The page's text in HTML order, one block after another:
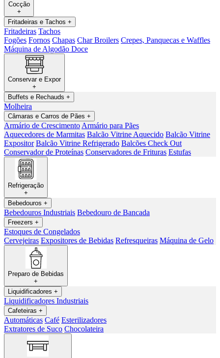
Cocção
+
Fritadeiras e Tachos +
Fritadeiras Tachos
Fogões Fornos Chapas Char Broilers Crepes, Panquecas e Waffles
Máquina de Algodão Doce
Conservar e Expor
+
Buffets e Rechauds +
Molheira
Câmaras e Carros de Pães +
Armário de Crescimento Armário para Pães
Aquecedores de Marmitas Balcão Vitrine Aquecido Balcão Vitrine
Expositor Balcão Vitrine Refrigerado Balcões Check Out
Conservador de Proteínas Conservadores de Frituras Estufas
Refrigeração
+
Bebedouros +
Bebedouros Industriais Bebedouro de Bancada
Freezers +
Estoques de Congelados
Cervejeiras Expositores de Bebidas Refresqueiras Máquina de Gelo
Preparo de Bebidas
+
Liquidificadores +
Liquidificadores Industriais
Cafeteiras +
Automáticas Café Esterilizadores
Extratores de Suco Chocolateira